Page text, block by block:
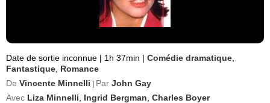
Date de sortie inconnue | 1h 37min | Comédie dramatique
Fantastique Romance
De Vincente Minnelli Par John Gay
Avec Liza Minnelli Ingrid Bergman Charles Boyer